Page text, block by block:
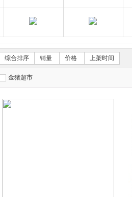
金猪速达体验店 狂彪畜牧设备耗材金猪旗
综合排序 销量 价格 上架时间
金猪超市